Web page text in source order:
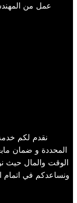
عمل من
نقدم لكم
المحددة و ضمان
الوقت والمال حيث
ونساعدكم في اتمام